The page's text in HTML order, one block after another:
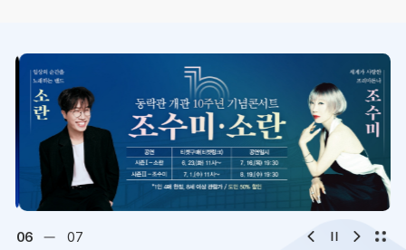
대구·경북
행정 통합
조직도
디지털아카이브 문화·관광
오시는 길
06 07